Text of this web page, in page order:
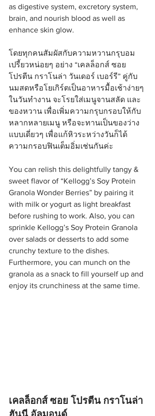
as digestive system, excretory system,
brain, and nourish blood as well as
enhance skin glow.
โดยทุกคนสัมผัสกับความหวานกรุบอม
เปรี้ยวหน่อยๆ อย่าง “เคลล็อกส์ ซอย
โปรตีน กราโนล่า วันเดอร์ เบอร์รี” คู่กับ
นมสดหรือโยเกิร์ตเป็นอาหารมื้อเช้าง่ายๆ
ในวันทำงาน จะโรยใส่เมนูจานสลัด และ
ของหวาน เพื่อเพิ่มความกรุบกรอบให้กับ
หลากหลายเมนู หรือจะทานเป็นของว่าง
แบบเดี่ยวๆ เพื่อแก้หิวระหว่างวันก็ได้
ความกรอบฟินเต็มอิ่มเช่นกันค่ะ
You can relish this delightfully tangy &
sweet flavor of “Kellogg’s Soy Protein
Granola Wonder Berries” by pairing it
with milk or yogurt as light breakfast
before rushing to work. Also, you can
sprinkle Kellogg’s Soy Protein Granola
over salads or desserts to add some
crunchy texture to the dishes.
Furthermore, you can munch on the
granola as a snack to fill yourself up and
enjoy its crunchiness at the same time.
เคลล็อกส์ ซอย โปรตีน กราโนล่า